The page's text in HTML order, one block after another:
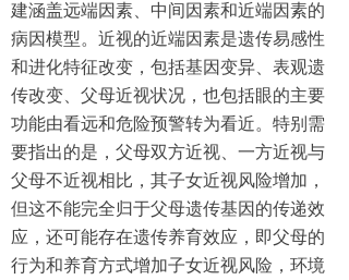
建涵盖远端因素、中间因素和近端因素的
病因模型。近视的近端因素是遗传易感性
和进化特征改变，包括基因变异、表观遗
传改变、父母近视状况，也包括眼的主要
功能由看远和危险预警转为看近。特别需
要指出的是，父母双方近视、一方近视与
父母不近视相比，其子女近视风险增加，
但这不能完全归于父母遗传基因的传递效
应，还可能存在遗传养育效应，即父母的
行为和养育方式增加子女近视风险，环境